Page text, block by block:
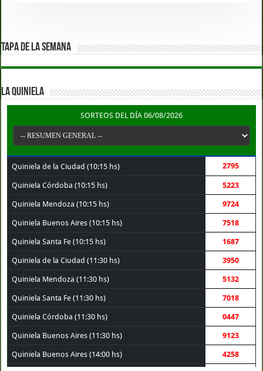
TAPA DE LA SEMANA
LA QUINIELA
SORTEOS DEL DÍA 06/08/2026
Quiniela de la Ciudad (10:15 hs) 2795
Quiniela Córdoba (10:15 hs) 5223
Quiniela Mendoza (10:15 hs) 9724
Quiniela Buenos Aires (10:15 hs) 7518
Quiniela Santa Fe (10:15 hs) 1687
Quiniela de la Ciudad (11:30 hs) 3950
Quiniela Mendoza (11:30 hs) 5132
Quiniela Santa Fe (11:30 hs) 7018
Quiniela Córdoba (11:30 hs) 0447
Quiniela Buenos Aires (11:30 hs) 9123
Quiniela Buenos Aires (14:00 hs) 4258